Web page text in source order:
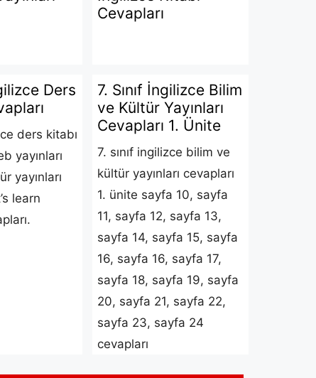
Cevapları
Ders
ders kitabı
yayınları
yayınları
learn
7. Sınıf İngilizce Bilim
ve Kültür Yayınları
Cevapları 1. Ünite
7. sınıf ingilizce bilim ve
kültür yayınları cevapları
1. ünite sayfa 10, sayfa
11, sayfa 12, sayfa 13,
sayfa 14, sayfa 15, sayfa
16, sayfa 16, sayfa 17,
sayfa 18, sayfa 19, sayfa
20, sayfa 21, sayfa 22,
sayfa 23, sayfa 24
cevapları